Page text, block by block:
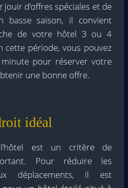
jouir d’offres spéciales et de
basse saison, il convient
de votre hôtel 3 ou 4
cette période, vous pouvez
pour réserver votre
une bonne offre.
idéal
l’hôtel est un critère de
Pour réduire les
déplacements, il est